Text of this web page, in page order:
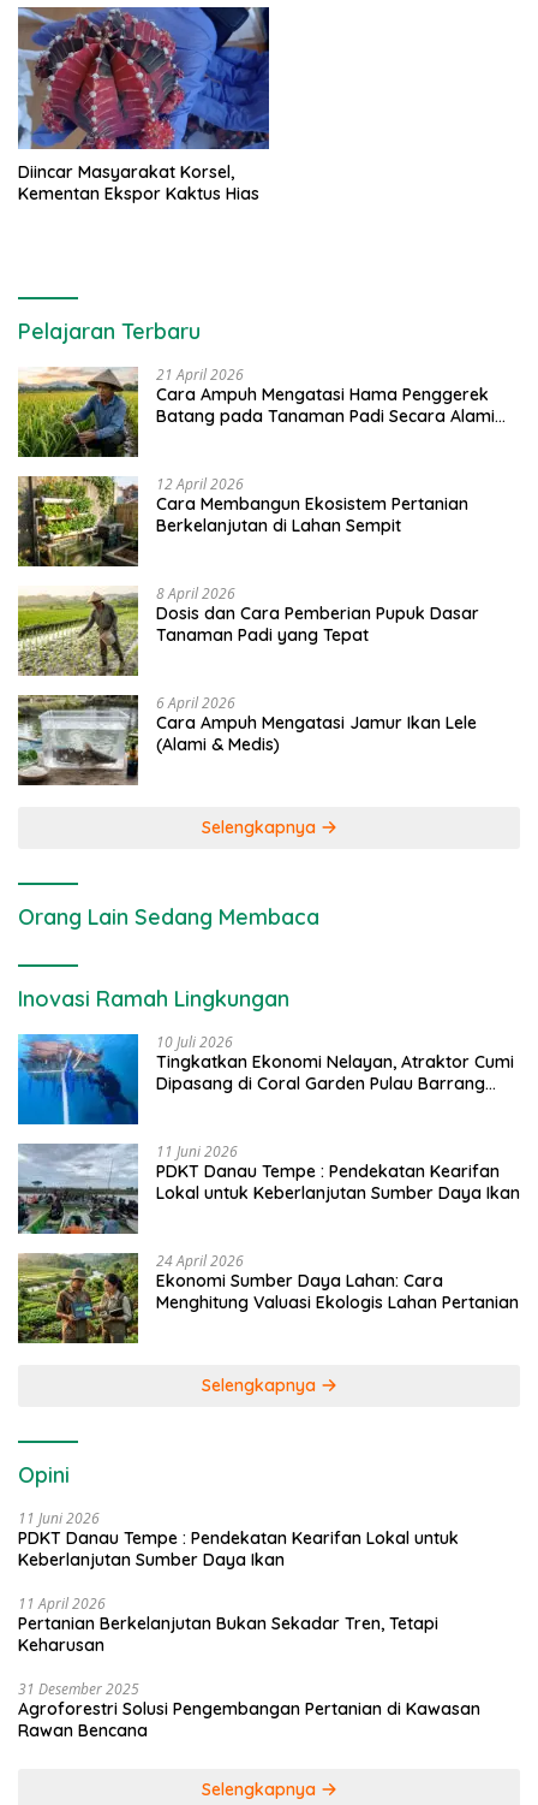
Diincar Masyarakat Korsel,
Kementan Ekspor Kaktus Hias
Pelajaran Terbaru
21 April 2026
Cara Ampuh Mengatasi Hama Penggerek
Batang pada Tanaman Padi Secara Alami
12 April 2026
Cara Membangun Ekosistem Pertanian
Berkelanjutan di Lahan Sempit
8 April 2026
Dosis dan Cara Pemberian Pupuk Dasar
Tanaman Padi yang Tepat
6 April 2026
Cara Ampuh Mengatasi Jamur Ikan Lele
(Alami & Medis)
Selengkapnya
Orang Lain Sedang Membaca
Inovasi Ramah Lingkungan
10 Juli 2026
Tingkatkan Ekonomi Nelayan, Atraktor Cumi
Dipasang di Coral Garden Pulau Barrang
11 Juni 2026
PDKT Danau Tempe : Pendekatan Kearifan
Lokal untuk Keberlanjutan Sumber Daya Ikan
24 April 2026
Ekonomi Sumber Daya Lahan: Cara
Menghitung Valuasi Ekologis Lahan Pertanian
Selengkapnya
Opini
11 Juni 2026
PDKT Danau Tempe : Pendekatan Kearifan Lokal untuk
Keberlanjutan Sumber Daya Ikan
11 April 2026
Pertanian Berkelanjutan Bukan Sekadar Tren, Tetapi
Keharusan
31 Desember 2025
Agroforestri Solusi Pengembangan Pertanian di Kawasan
Rawan Bencana
Selengkapnya